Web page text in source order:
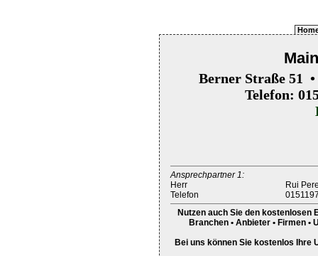
Berner Straße 51
Telefon:
Ansprechpartner 1:
Herr
Rui
Telefon
Nutzen auch Sie den kostenlosen
Branchen • Anbieter • Firmen •
Bei uns können Sie kostenlos Ihre